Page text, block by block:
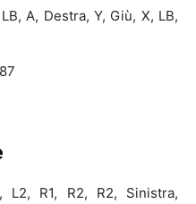
A, Destra, Y, Giù, X, LB,
L2, R1, R2, R2, Sinistra,